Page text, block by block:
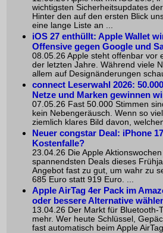
wichtigsten Sicherheitsupdates
Hinter den auf den ersten Blick
eine lange Liste an ...
iOS 27 enthüllt: Apple Wallet
Offensive gegen Google und
08.05.26 Apple steht offenbar vor
der letzten Jahre. Während viele
allem auf Designänderungen
connect Leserwahl 2026:
Netze und Marken gewinnen
07.05.26 Fast 50.000 Stimmen
kein Nebengeräusch. Wenn so
ziemlich klares Bild davon,
Neuer congstar Deal: iPhone
Kostenfalle?
23.04.26 Die Apple
spannendsten Deals dieses
Angebot fast zu gut, um wahr zu
685 Euro statt 919 Euro. ...
Apple AirTag 4er Pack im
oder bessere Alternative
13.04.26 Der Markt für Bluetooth-
mehr. Wer heute Schlüssel,
fast automatisch beim Apple